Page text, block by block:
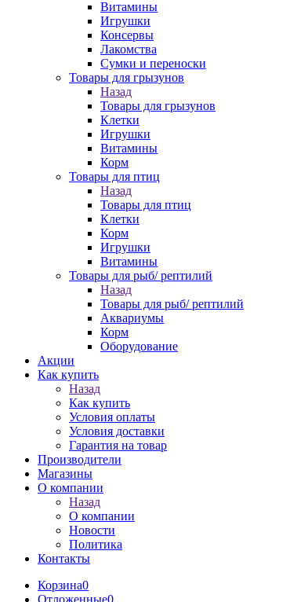
Витамины
Игрушки
Консервы
Лакомства
Сумки и переноски
Товары для грызунов
Назад
Товары для грызунов
Клетки
Игрушки
Витамины
Корм
Товары для птиц
Назад
Товары для птиц
Клетки
Корм
Игрушки
Витамины
Товары для рыб/ рептилий
Назад
Товары для рыб/ рептилий
Аквариумы
Корм
Оборудование
Акции
Как купить
Назад
Как купить
Условия оплаты
Условия доставки
Гарантия на товар
Производители
Магазины
О компании
Назад
О компании
Новости
Политика
Контакты
Корзина0
Отложенные0